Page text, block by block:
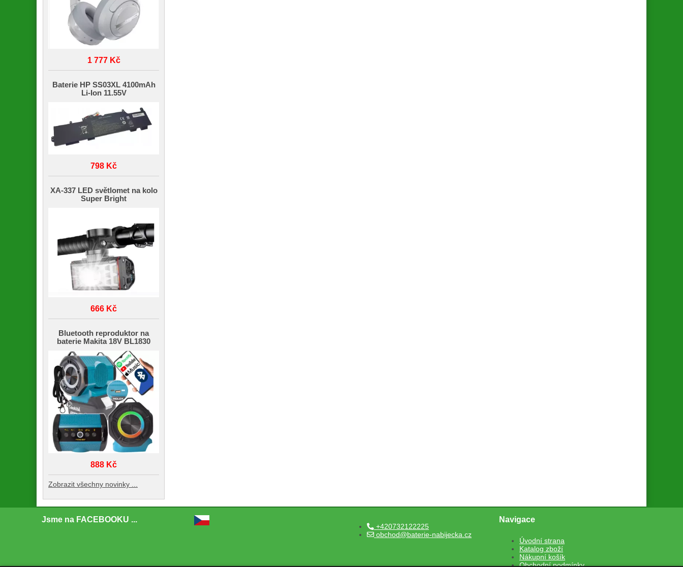
1 777 Kč
Baterie HP SS03XL 4100mAh
Li-Ion 11.55V
798 Kč
XA-337 LED světlomet na kolo
Super Bright
666 Kč
Bluetooth reproduktor na
baterie Makita 18V BL1830
888 Kč
Zobrazit všechny novinky ...
Jsme na FACEBOOKU ...
+420732122225
obchod@baterie-nabijecka.cz
Navigace
Úvodní strana
Katalog zboží
Nákupní košík
Obchodní podmínky